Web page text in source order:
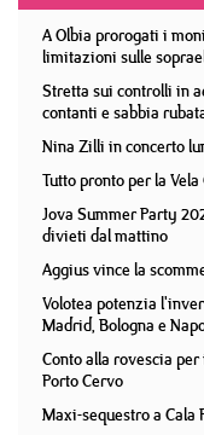
A Olbia prorogati i
limitazioni sulle
Stretta sui controlli in
contanti e sabbia
Nina Zilli in concerto
Tutto pronto per la
Jova Summer Party
divieti dal mattino
Aggius vince la
Volotea potenzia
Madrid, Bologna e
Conto alla rovescia
Porto Cervo
Maxi-sequestro a Cala